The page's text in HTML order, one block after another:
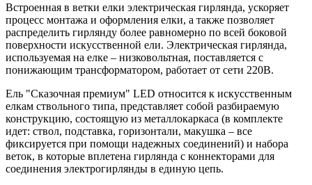
Встроенная в ветки елки электрическая гирлянда, ускоряет
процесс монтажа и оформления елки, а также позволяет
распределить гирлянду более равномерно по всей боковой
поверхности искусственной ели. Электрическая гирлянда,
используемая на елке – низковольтная, поставляется с
понижающим трансформатором, работает от сети 220В.
Ель "Сказочная премиум" LED относится к искусственным
елкам ствольного типа, представляет собой разбираемую
конструкцию, состоящую из металлокаркаса (в комплекте
идет: ствол, подставка, горизонтали, макушка – все
фиксируется при помощи надежных соединений) и набора
веток, в которые вплетена гирлянда с коннекторами для
соединения электрогирлянды в единую цепь.